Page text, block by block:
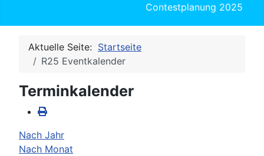
Contestplanung 2025
Aktuelle Seite: Startseite
R25 Eventkalender
Terminkalender
Nach Jahr
Nach Monat